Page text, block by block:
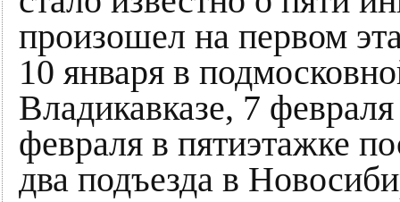
произошел на первом
10 января в
Владикавказе, 7
февраля в пятиэтажке
два подъезда в